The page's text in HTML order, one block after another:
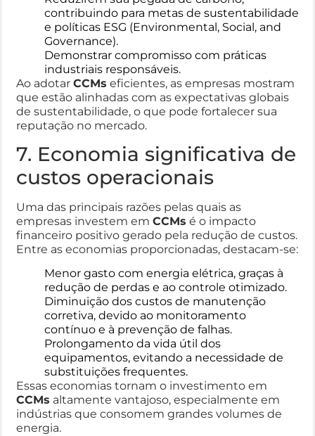
contribuindo para metas de sustentabilidade
e políticas ESG (Environmental, Social, and
Governance).
Demonstrar compromisso com práticas
industriais responsáveis.
Ao adotar CCMs eficientes, as empresas mostram
que estão alinhadas com as expectativas globais
de sustentabilidade, o que pode fortalecer sua
reputação no mercado.
7. Economia significativa de
custos operacionais
Uma das principais razões pelas quais as
empresas investem em CCMs é o impacto
financeiro positivo gerado pela redução de custos.
Entre as economias proporcionadas, destacam-se:
Menor gasto com energia elétrica, graças à
redução de perdas e ao controle otimizado.
Diminuição dos custos de manutenção
corretiva, devido ao monitoramento
contínuo e à prevenção de falhas.
Prolongamento da vida útil dos
equipamentos, evitando a necessidade de
substituições frequentes.
Essas economias tornam o investimento em
CCMs altamente vantajoso, especialmente em
indústrias que consomem grandes volumes de
energia.